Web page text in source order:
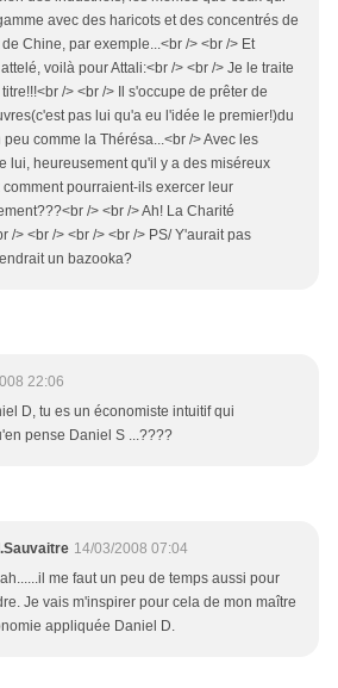
avec des haricots et des concentrés de
Chine, par exemple...<br /> <br /> Et
voilà pour Attali:<br /> <br /> Je le traite
/> <br /> Il s'occupe de prêter de
pas lui qu'a eu l'idée le premier!)du
comme la Thérésa...<br /> Avec les
lui, heureusement qu'il y a des miséreux
pourraient-ils exercer leur
/> <br /> Ah! La Charité
/> <br /> <br /> <br /> PS/ Y'aurait pas
un bazooka?
22:06
D, tu es un économiste intuitif qui
pense Daniel S ...????
14/03/2008 07:04
me faut un peu de temps aussi pour
Je vais m'inspirer pour cela de mon maître
appliquée Daniel D.